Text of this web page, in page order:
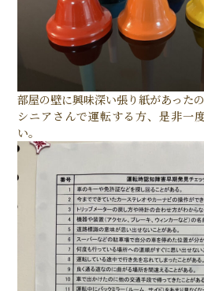
部屋の壁に興味深い張り紙があった
シニアさんで運転する方、是非一
い。